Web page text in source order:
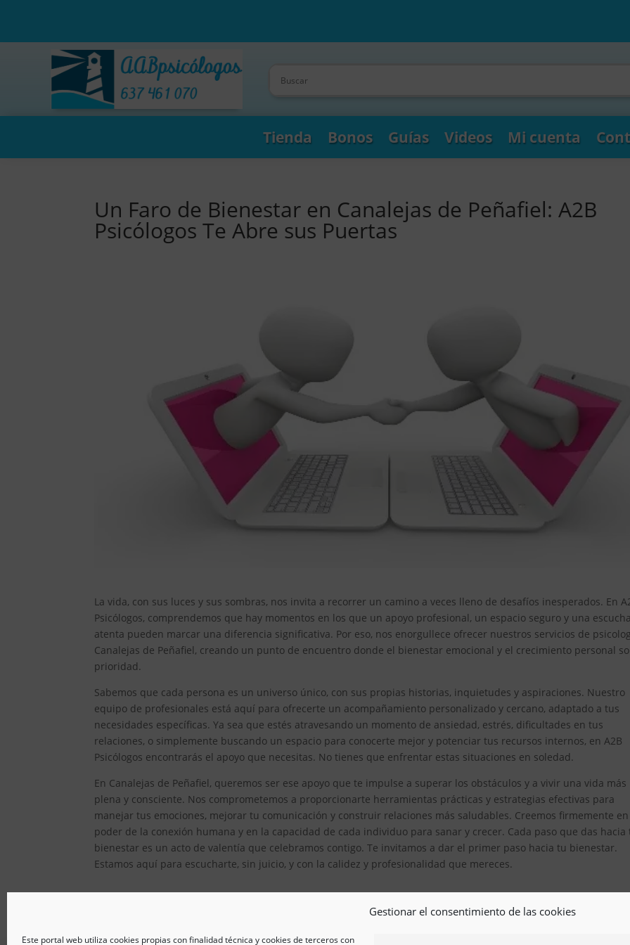
Gestionar el consentimiento de las cookies
Este portal web utiliza cookies propias con finalidad técnica y cookies de terceros con
Tienda Bonos Guías Videos Mi cuenta
Un Faro de Bienestar en Canalejas de Peñafiel: A2B
Psicólogos Te Abre sus Puertas
La vida, con sus luces y sus sombras, nos invita a recorrer un camino a veces lleno de desafíos inesperados. En
Psicólogos, comprendemos que hay momentos en los que un apoyo profesional, un espacio seguro y una
atenta pueden marcar una diferencia significativa. Por eso, nos enorgullece ofrecer nuestros servicios de
Canalejas de Peñafiel, creando un punto de encuentro donde el bienestar emocional y el crecimiento personal
prioridad.
Sabemos que cada persona es un universo único, con sus propias historias, inquietudes y aspiraciones. Nuestro
equipo de profesionales está aquí para ofrecerte un acompañamiento personalizado y cercano, adaptado a tus
necesidades específicas. Ya sea que estés atravesando un momento de ansiedad, estrés, dificultades en tus
relaciones, o simplemente buscando un espacio para conocerte mejor y potenciar tus recursos internos, en A2B
Psicólogos encontrarás el apoyo que necesitas. No tienes que enfrentar estas situaciones en soledad.
En Canalejas de Peñafiel, queremos ser ese apoyo que te impulse a superar los obstáculos y a vivir una vida más
plena y consciente. Nos comprometemos a proporcionarte herramientas prácticas y estrategias efectivas para
manejar tus emociones, mejorar tu comunicación y construir relaciones más saludables. Creemos firmemente
poder de la conexión humana y en la capacidad de cada individuo para sanar y crecer. Cada paso que das hacia
bienestar es un acto de valentía que celebramos contigo. Te invitamos a dar el primer paso hacia tu bienestar.
Estamos aquí para escucharte, sin juicio, y con la calidez y profesionalidad que mereces.